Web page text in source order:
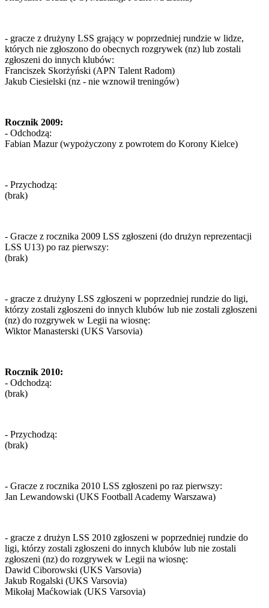
- gracze z drużyny LSS grający w poprzedniej rundzie w lidze,
których nie zgłoszono do obecnych rozgrywek (nz) lub zostali
zgłoszeni do innych klubów:
Franciszek Skorżyński (APN Talent Radom)
Jakub Ciesielski (nz - nie wznowił treningów)
Rocznik 2009:
- Odchodzą:
Fabian Mazur (wypożyczony z powrotem do Korony Kielce)
- Przychodzą:
(brak)
- Gracze z rocznika 2009 LSS zgłoszeni (do drużyn reprezentacji
LSS U13) po raz pierwszy:
(brak)
- gracze z drużyny LSS zgłoszeni w poprzedniej rundzie do ligi,
którzy zostali zgłoszeni do innych klubów lub nie zostali zgłoszeni
(nz) do rozgrywek w Legii na wiosnę:
Wiktor Manasterski (UKS Varsovia)
Rocznik 2010:
- Odchodzą:
(brak)
- Przychodzą:
(brak)
- Gracze z rocznika 2010 LSS zgłoszeni po raz pierwszy:
Jan Lewandowski (UKS Football Academy Warszawa)
- gracze z drużyn LSS 2010 zgłoszeni w poprzedniej rundzie do
ligi, którzy zostali zgłoszeni do innych klubów lub nie zostali
zgłoszeni (nz) do rozgrywek w Legii na wiosnę:
Dawid Ciborowski (UKS Varsovia)
Jakub Rogalski (UKS Varsovia)
Mikołaj Maćkowiak (UKS Varsovia)